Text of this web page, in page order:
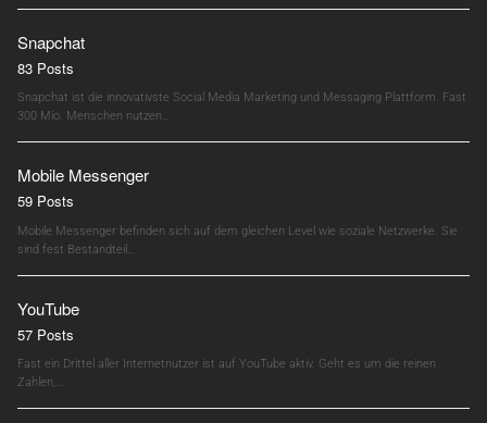
Snapchat
83 Posts
Snapchat ist die innovativste Social Media Marketing und Messaging Plattform. Fast
300 Mio. Menschen nutzen…
Mobile Messenger
59 Posts
Mobile Messenger befinden sich auf dem gleichen Level wie soziale Netzwerke. Sie
sind fest Bestandteil…
YouTube
57 Posts
Fast ein Drittel aller Internetnutzer ist auf YouTube aktiv. Geht es um die reinen
Zahlen,…